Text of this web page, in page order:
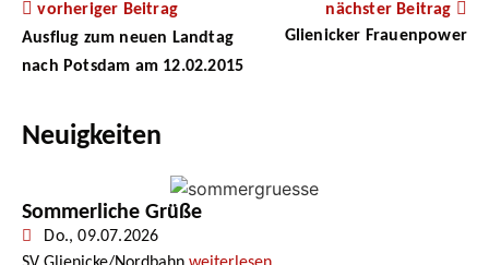
vorheriger Beitrag
Ausflug zum neuen Landtag
nach Potsdam am 12.02.2015
nächster Beitrag
Glienicker Frauenpower
Neuigkeiten
Sommerliche Grüße
Do., 09.07.2026